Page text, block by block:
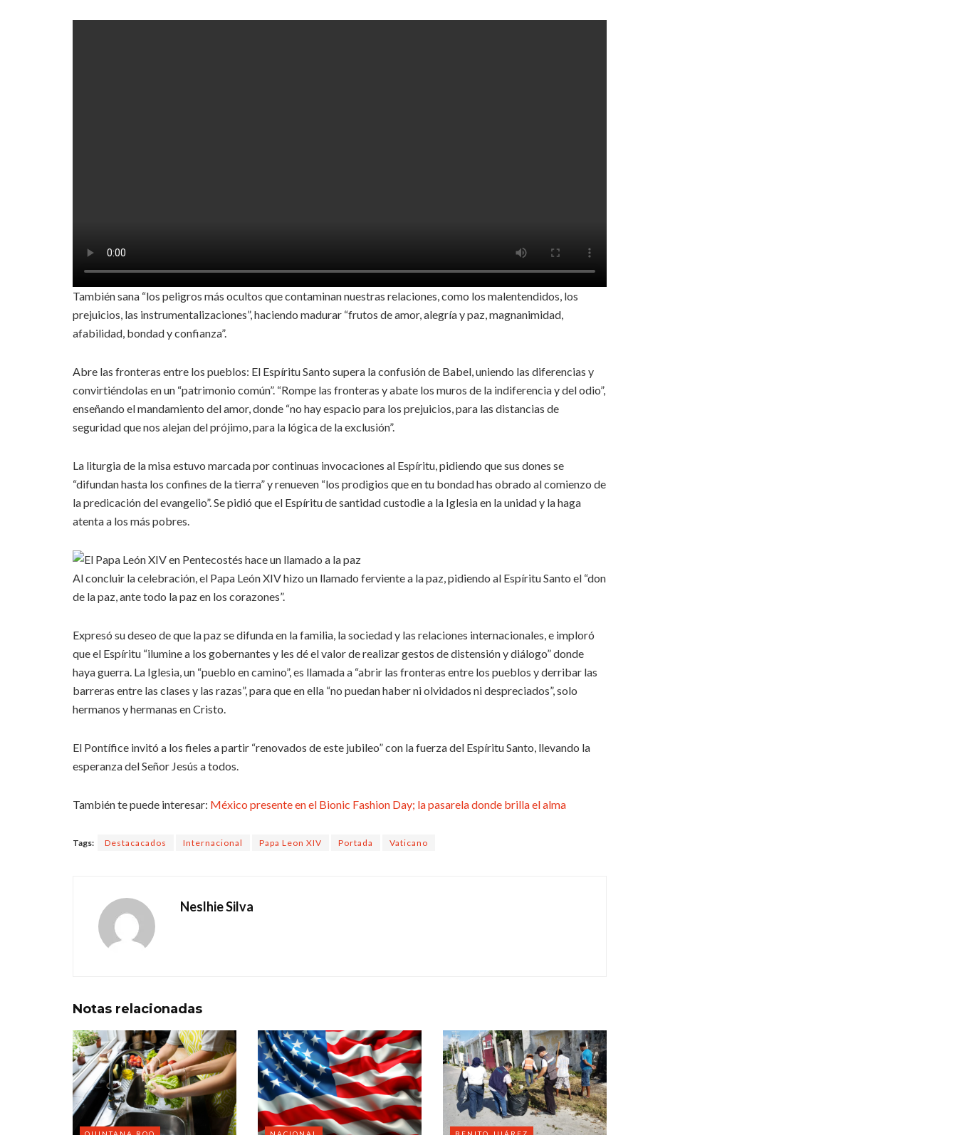
También sana “los peligros más ocultos que contaminan nuestras relaciones, como los malentendidos, los
prejuicios, las instrumentalizaciones”, haciendo madurar “frutos de amor, alegría y paz, magnanimidad,
afabilidad, bondad y confianza”.
Abre las fronteras entre los pueblos: El Espíritu Santo supera la confusión de Babel, uniendo las diferencias y
convirtiéndolas en un “patrimonio común”. “Rompe las fronteras y abate los muros de la indiferencia y del odio”,
enseñando el mandamiento del amor, donde “no hay espacio para los prejuicios, para las distancias de
seguridad que nos alejan del prójimo, para la lógica de la exclusión”.
La liturgia de la misa estuvo marcada por continuas invocaciones al Espíritu, pidiendo que sus dones se
“difundan hasta los confines de la tierra” y renueven “los prodigios que en tu bondad has obrado al comienzo de
la predicación del evangelio”. Se pidió que el Espíritu de santidad custodie a la Iglesia en la unidad y la haga
atenta a los más pobres.
Al concluir la celebración, el Papa León XIV hizo un llamado ferviente a la paz, pidiendo al Espíritu Santo el “don
de la paz, ante todo la paz en los corazones”.
Expresó su deseo de que la paz se difunda en la familia, la sociedad y las relaciones internacionales, e imploró
que el Espíritu “ilumine a los gobernantes y les dé el valor de realizar gestos de distensión y diálogo” donde
haya guerra. La Iglesia, un “pueblo en camino”, es llamada a “abrir las fronteras entre los pueblos y derribar las
barreras entre las clases y las razas”, para que en ella “no puedan haber ni olvidados ni despreciados”, solo
hermanos y hermanas en Cristo.
El Pontífice invitó a los fieles a partir “renovados de este jubileo” con la fuerza del Espíritu Santo, llevando la
esperanza del Señor Jesús a todos.
También te puede interesar: México presente en el Bionic Fashion Day; la pasarela donde brilla el alma
Tags: Destacacados Internacional Papa Leon XIV Portada Vaticano
Neslhie Silva
Notas relacionadas